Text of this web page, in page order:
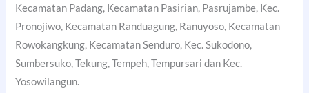
Kecamatan Padang, Kecamatan Pasirian, Pasrujambe, Kec.
Pronojiwo, Kecamatan Randuagung, Ranuyoso, Kecamatan
Rowokangkung, Kecamatan Senduro, Kec. Sukodono,
Sumbersuko, Tekung, Tempeh, Tempursari dan Kec.
Yosowilangun.